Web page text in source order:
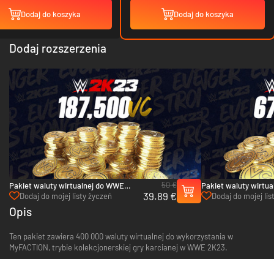
Dodaj do koszyka Dodaj do koszyka
Dodaj rozszerzenia
Pakiet waluty wirtualnej do WWE
2K23 – 187 500 - Xbox Series X|S
Dodaj do mojej listy życzeń
50 €
39.89 €
Pakiet waluty
– 67 500 - Xbox
Dodaj do mojej
Opis
Ten pakiet zawiera 400 000 waluty wirtualnej do wykorzystania w
MyFACTION, trybie kolekcjonerskiej gry karcianej w WWE 2K23.